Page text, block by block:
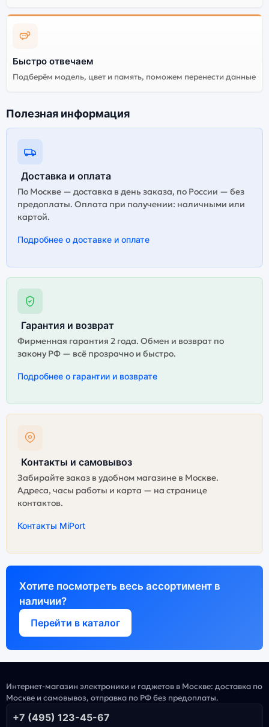
Быстро отвечаем
Подберём модель, цвет и память, поможем перенести данные
Полезная информация
Доставка и оплата
По Москве — доставка в день заказа, по России — без
предоплаты. Оплата при получении: наличными или
картой.
Подробнее о доставке и оплате
Гарантия и возврат
Фирменная гарантия 2 года. Обмен и возврат по
закону РФ — всё прозрачно и быстро.
Подробнее о гарантии и возврате
Контакты и самовывоз
Забирайте заказ в удобном магазине в Москве.
Адреса, часы работы и карта — на странице
контактов.
Контакты MiPort
Хотите посмотреть весь ассортимент в
наличии?
Перейти в каталог
Интернет-магазин электроники и гаджетов в Москве: доставка по
Москве и самовывоз, отправка по РФ без предоплаты.
+7 (495) 123-45-67